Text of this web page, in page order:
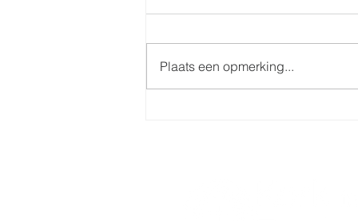
Plaats een opmerking...